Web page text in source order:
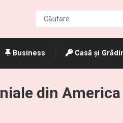
Business Casă și
din